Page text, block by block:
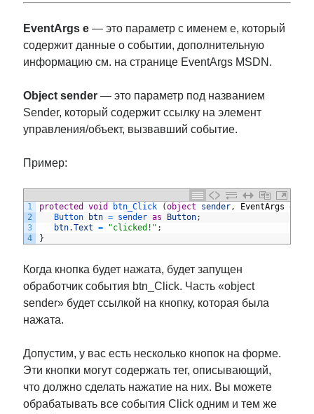
EventArgs e — это параметр с именем e, который
содержит данные о событии, дополнительную
информацию см. на странице EventArgs MSDN.
Object sender — это параметр под названием
Sender, который содержит ссылку на элемент
управления/объект, вызвавший событие.
Пример:
1
2
3
4
protected void btn_Click (object sender, EventArgs e
Button
btn = sender as Button;
btn.Text = "clicked!" ;
}
Когда кнопка будет нажата, будет запущен
обработчик события btn_Click. Часть «object
sender» будет ссылкой на кнопку, которая была
нажата.
Допустим, у вас есть несколько кнопок на форме.
Эти кнопки могут содержать тег, описывающий,
что должно сделать нажатие на них. Вы можете
обрабатывать все события Click одним и тем же